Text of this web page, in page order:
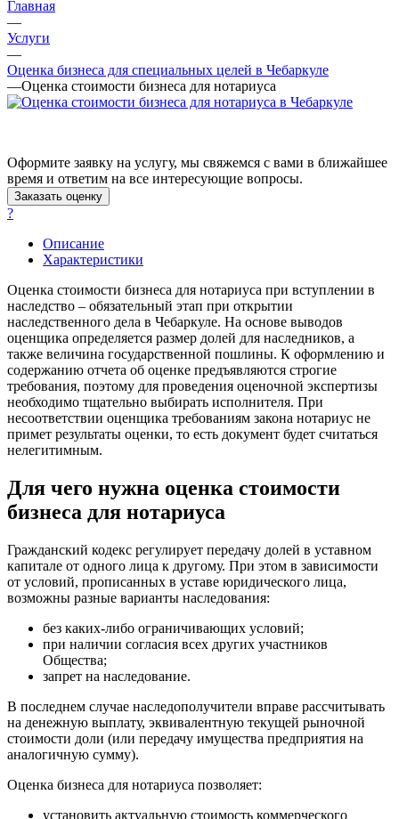
Главная
—
Услуги
—
Оценка бизнеса для специальных целей в Чебаркуле
—Оценка стоимости бизнеса для нотариуса
Оформите заявку на услугу, мы свяжемся с вами в ближайшее
время и ответим на все интересующие вопросы.
Заказать оценку
?
Описание
Характеристики
Оценка стоимости бизнеса для нотариуса при вступлении в
наследство – обязательный этап при открытии
наследственного дела в Чебаркуле. На основе выводов
оценщика определяется размер долей для наследников, а
также величина государственной пошлины. К оформлению и
содержанию отчета об оценке предъявляются строгие
требования, поэтому для проведения оценочной экспертизы
необходимо тщательно выбирать исполнителя. При
несоответствии оценщика требованиям закона нотариус не
примет результаты оценки, то есть документ будет считаться
нелегитимным.
Для чего нужна оценка стоимости
бизнеса для нотариуса
Гражданский кодекс регулирует передачу долей в уставном
капитале от одного лица к другому. При этом в зависимости
от условий, прописанных в уставе юридического лица,
возможны разные варианты наследования:
без каких-либо ограничивающих условий;
при наличии согласия всех других участников
Общества;
запрет на наследование.
В последнем случае наследополучители вправе рассчитывать
на денежную выплату, эквивалентную текущей рыночной
стоимости доли (или передачу имущества предприятия на
аналогичную сумму).
Оценка бизнеса для нотариуса позволяет:
установить актуальную стоимость коммерческого
Ангарск
Анжеро-Судженск
Апатиты
Апрелевка
Арамиль
Арзамас
Асино
Астрахань
Ахтубинск
Балабаново
Балаково
Балашиха
Балашов
Барабинск
Барнаул
Батайск
Бахчисарай
Белая Калитва
Белебей
Белово
Белорецк
Белореченск
Белоярский
Березники
Биробиджан
Бирск
Бирюч
Благовещенск
Благодарный
Богородицк